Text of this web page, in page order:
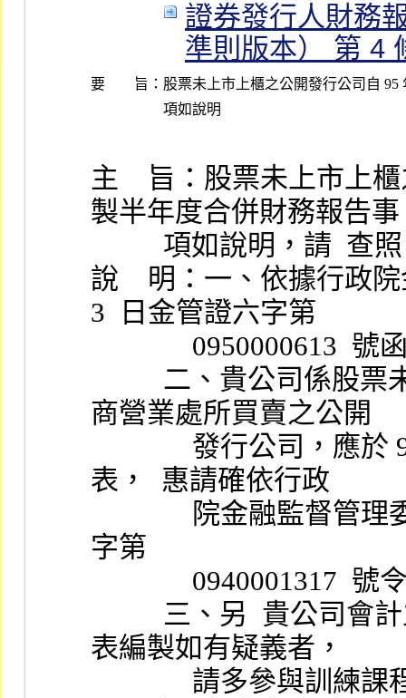
證券發行人財務
準則版本） 第 4
要 旨： 股票未上市上櫃之公開發行公司自
主    旨：股票未上市上
製半年度合併財務報告事
項如說明，請  查
說    明：一、依據行政
3  日金管證六字第
0950000613
商營業處所買賣之公開
表，  惠請確依行政
字第
表編製如有疑義者，
請多參與訓練